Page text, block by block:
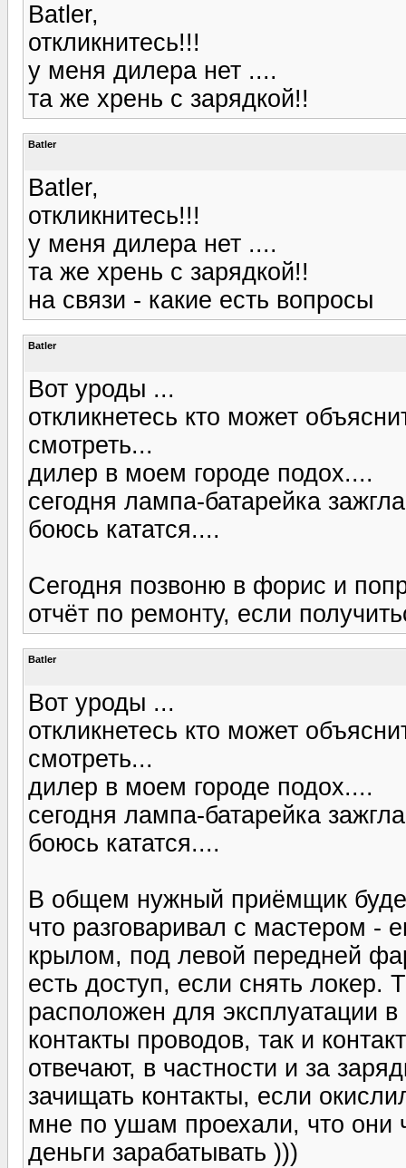
Batler,
откликнитесь!!!
у меня дилера нет ....
та же хрень с зарядкой!!
Batler
Batler,
откликнитесь!!!
у меня дилера нет ....
та же хрень с зарядкой!!
на связи - какие есть вопросы
Batler
Вот уроды ...
откликнетесь кто может
смотреть...
дилер в моем городе подох....
сегодня лампа-батарейка
боюсь кататся....
Сегодня позвоню в форис и
отчёт по ремонту, если
Batler
Вот уроды ...
откликнетесь кто может
смотреть...
дилер в моем городе подох....
сегодня лампа-батарейка
боюсь кататся....
В общем нужный приёмщик
что разговаривал с мастером -
крылом, под левой передней
есть доступ, если снять локер.
расположен для эксплуатации
контакты проводов, так и
отвечают, в частности и за
зачищать контакты, если
мне по ушам проехали, что они
деньги зарабатывать )))